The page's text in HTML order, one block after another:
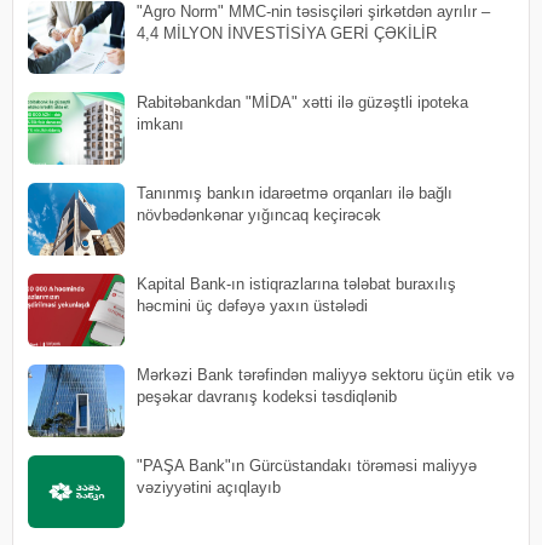
"Agro Norm" MMC-nin təsisçiləri şirkətdən ayrılır –
4,4 MİLYON İNVESTİSİYA GERİ ÇƏKİLİR
Rabitəbankdan "MİDA" xətti ilə güzəştli ipoteka
imkanı
Tanınmış bankın idarəetmə orqanları ilə bağlı
növbədənkənar yığıncaq keçirəcək
Kapital Bank-ın istiqrazlarına tələbat buraxılış
həcmini üç dəfəyə yaxın üstələdi
Mərkəzi Bank tərəfindən maliyyə sektoru üçün etik və
peşəkar davranış kodeksi təsdiqlənib
"PAŞA Bank"ın Gürcüstandakı törəməsi maliyyə
vəziyyətini açıqlayıb